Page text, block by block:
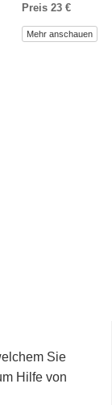
Preis 23 €
Mehr anschauen
Sie
Hilfe von